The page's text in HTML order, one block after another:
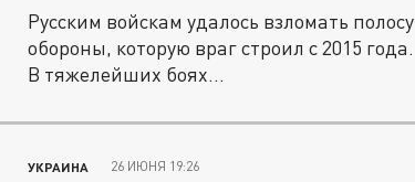
Русским войскам удалось взломать полосу
обороны, которую враг строил с 2015 года.
В тяжелейших боях...
УКРАИНА 26 ИЮНЯ 19:26